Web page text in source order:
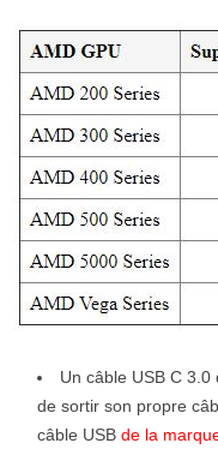
Un câble USB C
de sortir son propre
câble USB de la